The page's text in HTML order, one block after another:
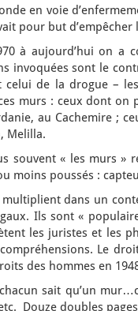
en voie
pour but
à aujourd’hui on a
invoquées sont le
celui de la drogue –
murs : ceux dont on
au Cachemire ;
Melilla.
souvent « les murs »
moins poussés :
dans un
Ils sont «
les juristes et les
Le
des hommes en
sait qu’un
Douze doubles